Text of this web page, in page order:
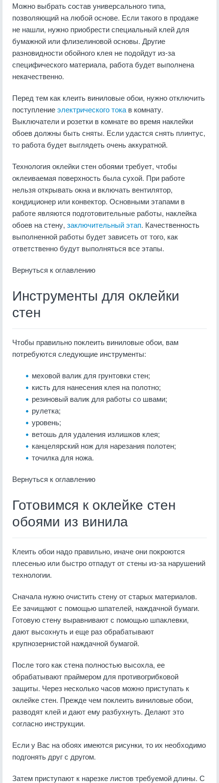
Можно выбрать состав универсального типа,
позволяющий на любой основе. Если такого в продаже
не нашли, нужно приобрести специальный клей для
бумажной или флизелиновой основы. Другие
разновидности обойного клея не подойдут из-за
специфического материала, работа будет выполнена
некачественно.
Перед тем как клеить виниловые обои, нужно отключить
поступлениеэлектрического тока в комнату.
Выключатели и розетки в комнате во время наклейки
обоев должны быть сняты. Если удастся снять плинтус,
то работа будет выглядеть очень аккуратной.
Технология оклейки стен обоями требует, чтобы
оклеиваемая поверхность была сухой. При работе
нельзя открывать окна и включать вентилятор,
кондиционер или конвектор. Основными этапами в
работе являются подготовительные работы, наклейка
обоев на стену, заключительный этап. Качественность
выполненной работы будет зависеть от того, как
ответственно будут выполняться все этапы.
Вернуться к оглавлению
Инструменты для оклейки
стен
Чтобы правильно поклеить виниловые обои, вам
потребуются следующие инструменты:
меховой валик для грунтовки стен;
кисть для нанесения клея на полотно;
резиновый валик для работы со швами;
рулетка;
уровень;
ветошь для удаления излишков клея;
канцелярский нож для нарезания полотен;
точилка для ножа.
Вернуться к оглавлению
Готовимся к оклейке стен
обоями из винила
Клеить обои надо правильно, иначе они покроются
плесенью или быстро отпадут от стены из-за нарушений
технологии.
Сначала нужно очистить стену от старых материалов.
Ее зачищают с помощью шпателей, наждачной бумаги.
Готовую стену выравнивают с помощью шпаклевки,
дают высохнуть и еще раз обрабатывают
крупнозернистой наждачной бумагой.
После того как стена полностью высохла, ее
обрабатывают праймером для противогрибковой
защиты. Через несколько часов можно приступать к
оклейке стен. Прежде чем поклеить виниловые обои,
разводят клей и дают ему разбухнуть. Делают это
согласно инструкции.
Если у Вас на обоях имеются рисунки, то их необходимо
подгонять друг с другом.
Затем приступают к нарезке листов требуемой длины. С